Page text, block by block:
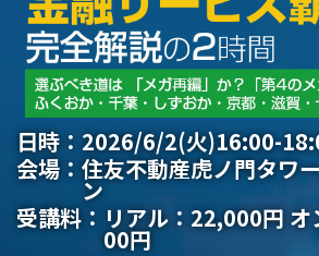
日時： 2026/6/2(火)16:00-
会場： 住友不動産虎ノ門タワ
ン
受講料： リアル：22,000円
00円